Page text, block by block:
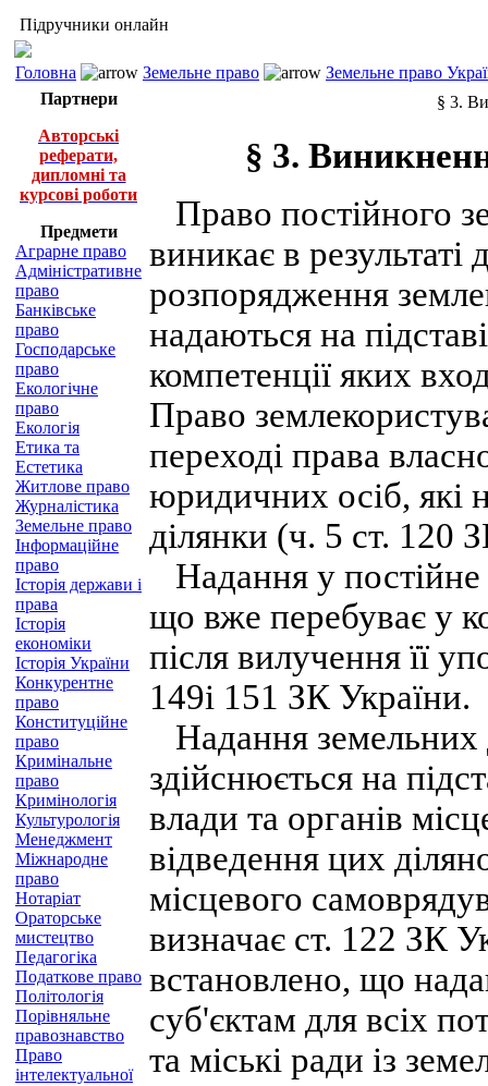
Підручники онлайн
Головна Земельне право
Земельне право
Партнери
Авторські
реферати,
дипломні та
курсові роботи
Предмети
Аграрне право
Адміністративне
право
Банківське
право
Господарське
право
Екологічне
право
Екологія
Етика та
Естетика
Житлове право
Журналістика
Земельне право
Інформаційне
право
Історія держави і
права
Історія
економіки
Історія України
Конкурентне
право
Конституційне
право
Кримінальне
право
Кримінологія
Культурологія
Менеджмент
Міжнародне
право
Нотаріат
Ораторське
мистецтво
Педагогіка
Податкове право
Політологія
Порівняльне
правознавство
Право
інтелектуальної
§ 3.
§ 3.
Право постійного
виникає в результаті
розпорядження
надаються на
компетенції яких
Право
переході права
юридичних осіб, які
ділянки (ч. 5 ст. 120
Надання у постійне
що вже перебуває у
після вилучення її
149і 151 ЗК України.
Надання
здійснюється на
влади та органів
відведення цих
місцевого
визначає ст. 122 ЗК
встановлено, що
суб'єктам для всіх
та міські ради із